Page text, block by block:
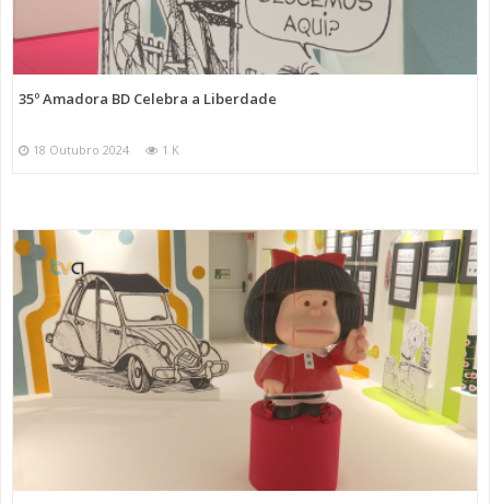
35º Amadora BD Celebra a Liberdade
18 Outubro 2024 1 K